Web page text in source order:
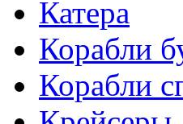
Катера
Корабли
Корабли